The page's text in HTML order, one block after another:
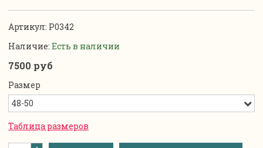
Артикул: P0342
Наличие: Есть в наличии
7500 руб
Размер
Таблица размеров